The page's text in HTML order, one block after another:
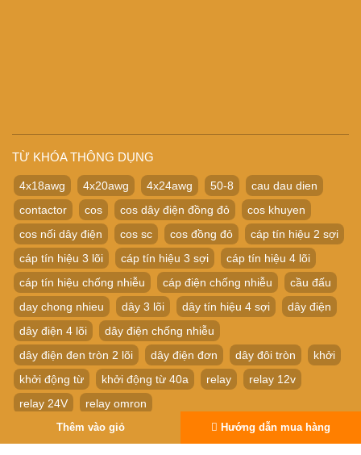
Thêm vào giỏ Hướng dẫn mua hàng
TỪ KHÓA THÔNG DỤNG
4x18awg 4x20awg 4x24awg 50-8
cau dau dien
contactor
cos cos dây điện đồng đỏ
cos khuyen
cos nối dây điện
cos sc cos đồng đỏ
cáp tín hiệu 2 sợi
cáp tín hiệu 3 lõi
cáp tín hiệu 3 sợi
cáp tín hiệu 4 lõi
cáp tín hiệu chống nhiễu
cáp điện chống nhiễu
cầu đấu
day chong nhieu
dây 3 lõi dây tín hiệu 4 sợi
dây điện
dây điện 4 lõi
dây điện chống nhiễu
dây điện đen tròn 2 lõi
dây điện đơn dây đôi tròn
khởi
khởi động từ
khởi động từ 40a relay
relay 12v
relay 24V
relay omron
Relay thời Gian Timer Omron H3Y-4 14P 24V